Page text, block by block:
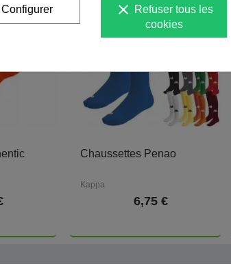
Chaussettes Penao
Kappa
6,75 €
clear Refuser tous les
cookies
Configurer